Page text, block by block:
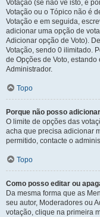
Votação (se não vê isto, é
Votação ou o Tópico não é
Votação e em seguida,
adicionar uma opção de
Adicionar opção de Voto).
Votação, sendo 0 ilimitado.
de Opções de Voto,
Administrador.
Topo
Porque não posso
O limite de opções das
acha que precisa adicionar
permitido, contacte o
Topo
Como posso editar ou
Da mesma forma que as
seu autor, Moderadores ou
votação, clique na primeira